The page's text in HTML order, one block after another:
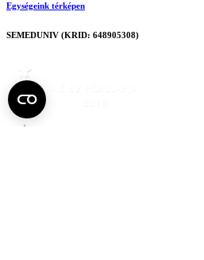
Egységeink térképen
SEMEDUNIV (KRID: 648905308)